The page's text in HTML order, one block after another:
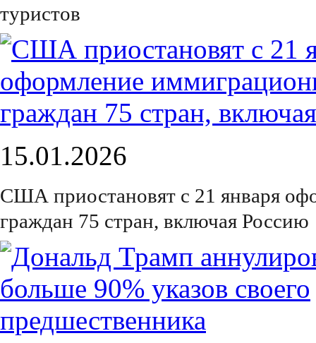
туристов
15.01.2026
США приостановят с 21 января
граждан 75 стран, включая Россию